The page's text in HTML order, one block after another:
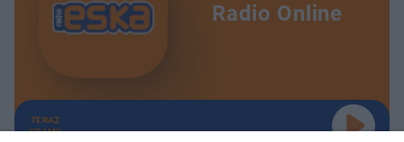
Radio Online
TERAZ
GRAMY